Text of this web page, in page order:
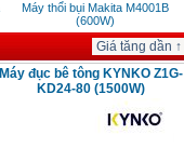
Máy thổi bụi Makita M4001B
(600W)
Máy đục bê tông KYNKO Z1G-
KD24-80 (1500W)